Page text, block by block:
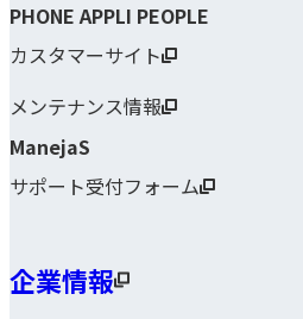
PHONE APPLI PEOPLE
カスタマーサイト
メンテナンス情報
ManejaS
サポート受付フォーム
企業情報